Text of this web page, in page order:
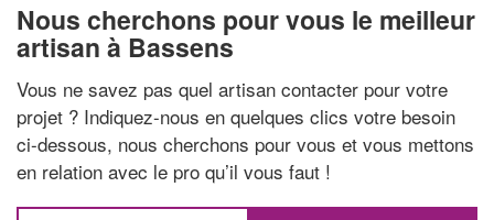
Nous cherchons pour vous le meilleur
artisan à Bassens
Vous ne savez pas quel artisan contacter pour votre
projet ? Indiquez-nous en quelques clics votre besoin
ci-dessous, nous cherchons pour vous et vous mettons
en relation avec le pro qu’il vous faut !